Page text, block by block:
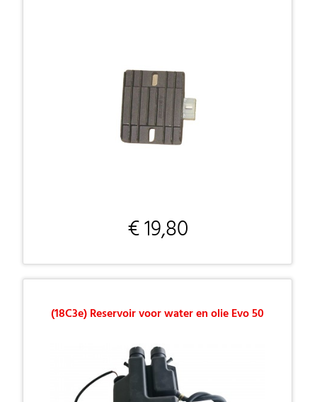
€ 19,80
(18C3e) Reservoir voor water en olie Evo 50